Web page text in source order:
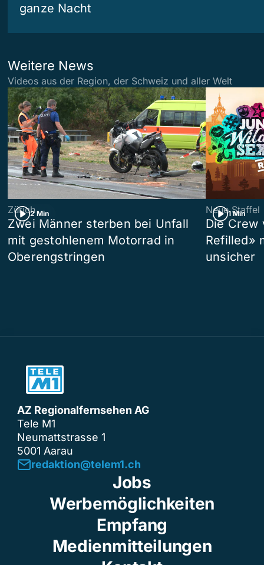
ganze Nacht
Weitere News
Videos aus der Region, der Schweiz und aller Welt
2 Min
Zürich
Zwei Männer sterben bei Unfall
mit gestohlenem Motorrad in
Oberengstringen
1 Min
Neue Staffel
Die Crew
Refilled»
unsicher
AZ Regionalfernsehen AG
Tele M1
Neumattstrasse 1
5001 Aarau
redaktion@telem1.ch
Jobs
Werbemöglichkeiten
Empfang
Medienmitteilungen